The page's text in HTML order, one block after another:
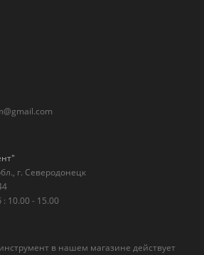
г. Северодонецк
10.00 - 15.00
в нашем магазине действует